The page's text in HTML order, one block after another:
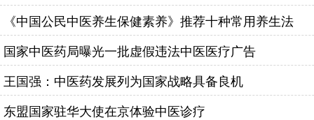
《中国公民中医养生保健素养》推荐十种常用养生法
国家中医药局曝光一批虚假违法中医医疗广告
王国强：中医药发展列为国家战略具备良机
东盟国家驻华大使在京体验中医诊疗